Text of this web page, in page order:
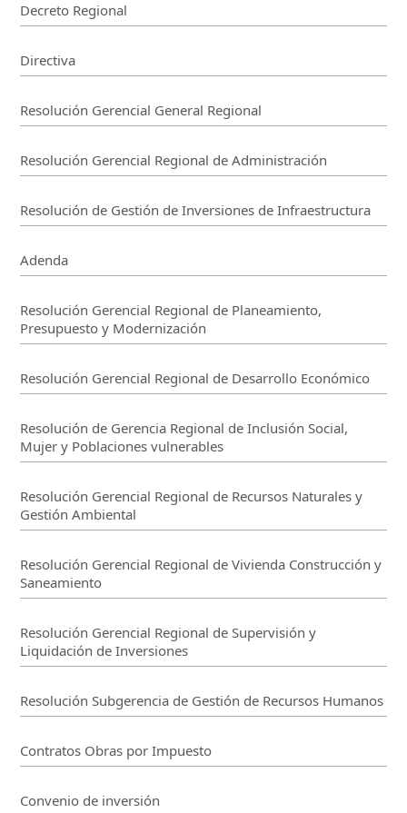
Decreto Regional
Directiva
Resolución Gerencial General Regional
Resolución Gerencial Regional de Administración
Resolución de Gestión de Inversiones de Infraestructura
Adenda
Resolución Gerencial Regional de Planeamiento,
Presupuesto y Modernización
Resolución Gerencial Regional de Desarrollo Económico
Resolución de Gerencia Regional de Inclusión Social,
Mujer y Poblaciones vulnerables
Resolución Gerencial Regional de Recursos Naturales y
Gestión Ambiental
Resolución Gerencial Regional de Vivienda Construcción y
Saneamiento
Resolución Gerencial Regional de Supervisión y
Liquidación de Inversiones
Resolución Subgerencia de Gestión de Recursos Humanos
Contratos Obras por Impuesto
Convenio de inversión